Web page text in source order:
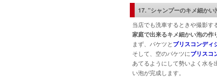
17. ”シャンプーのキメ細か
当店でも洗車するときや撮影
家庭で出来るキメ細かい泡の作
まず、バケツと ブリスコンディ
そして、空のバケツにブリスコ
あてるようにして勢いよく水
い泡が完成します。